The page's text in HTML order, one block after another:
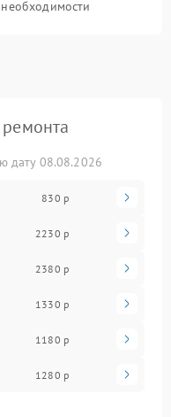
дату 08.08.2026
830 р
2230 р
2380 р
1330 р
1180 р
1280 р